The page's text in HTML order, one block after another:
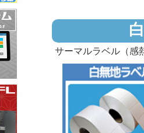
サーマルラベル（感